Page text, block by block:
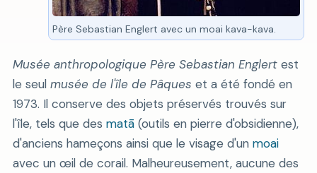
Père Sebastian Englert avec un moai kava-kava.
Musée anthropologique Père Sebastian Englertest
le seul musée de l'île de Pâques et a été fondé en
1973. Il conserve des objets préservés trouvés sur
l'île, tels que des matā(outils en pierre d'obsidienne),
d'anciens hameçons ainsi que le visage d'un moai
avec un œil de corail. Malheureusement, aucune des